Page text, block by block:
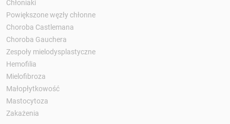
Chłoniaki
Powiększone węzły chłonne
Choroba Castlemana
Choroba Gauchera
Zespoły mielodysplastyczne
Hemofilia
Mielofibroza
Małopłytkowość
Mastocytoza
Zakażenia